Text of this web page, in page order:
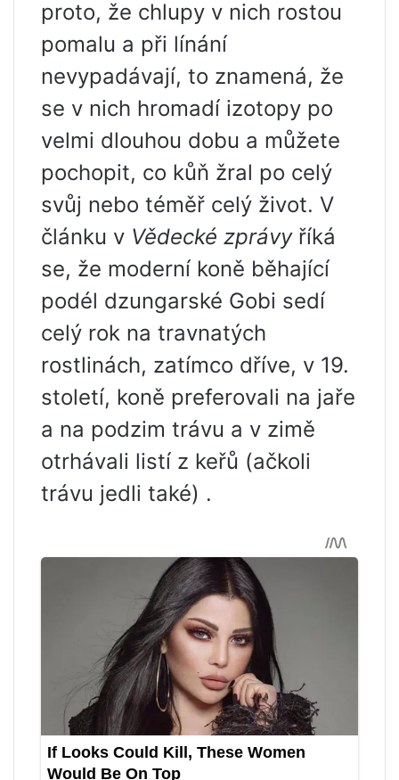
proto, že chlupy v nich rostou
pomalu a při línání
nevypadávají, to znamená, že
se v nich hromadí izotopy po
velmi dlouhou dobu a můžete
pochopit, co kůň žral po celý
svůj nebo téměř celý život. V
článku v Vědecké zprávyříká
se, že moderní koně běhající
podél dzungarské Gobi sedí
celý rok na travnatých
rostlinách, zatímco dříve, v 19.
století, koně preferovali na jaře
a na podzim trávu a v zimě
otrhávali listí z keřů (ačkoli
trávu jedli také) .